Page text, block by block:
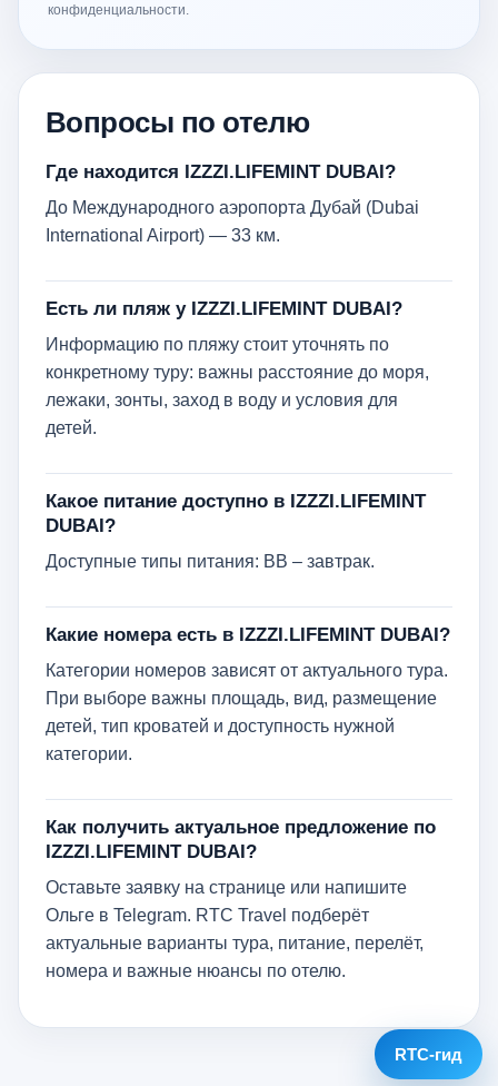
конфиденциальности.
Вопросы по отелю
Где находится IZZZI.LIFEMINT DUBAI?
До Международного аэропорта Дубай (Dubai
International Airport) — 33 км.
Есть ли пляж у IZZZI.LIFEMINT DUBAI?
Информацию по пляжу стоит уточнять по
конкретному туру: важны расстояние до моря,
лежаки, зонты, заход в воду и условия для
детей.
Какое питание доступно в IZZZI.LIFEMINT
DUBAI?
Доступные типы питания: BB – завтрак.
Какие номера есть в IZZZI.LIFEMINT DUBAI?
Категории номеров зависят от актуального тура.
При выборе важны площадь, вид, размещение
детей, тип кроватей и доступность нужной
категории.
Как получить актуальное предложение по
IZZZI.LIFEMINT DUBAI?
Оставьте заявку на странице или напишите
Ольге в Telegram. RTC Travel подберёт
актуальные варианты тура, питание, перелёт,
номера и важные нюансы по отелю.
RTC-гид